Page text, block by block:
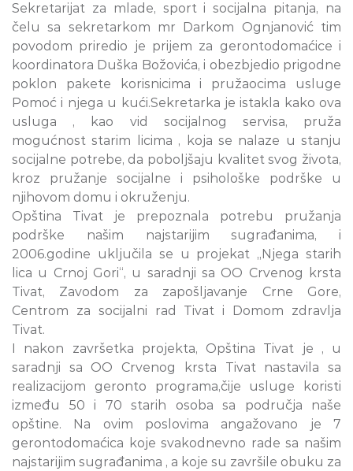
Sekretarijat za mlade, sport i socijalna pitanja, na
čelu sa sekretarkom mr Darkom Ognjanović tim
povodom priredio je prijem za gerontodomaćice i
koordinatora Duška Božovića, i obezbjedio prigodne
poklon pakete korisnicima i pružaocima usluge
Pomoć i njega u kući.Sekretarka je istakla kako ova
usluga , kao vid socijalnog servisa, pruža
mogućnost starim licima , koja se nalaze u stanju
socijalne potrebe, da poboljšaju kvalitet svog života,
kroz pružanje socijalne i psihološke podrške u
njihovom domu i okruženju.
Opština Tivat je prepoznala potrebu pružanja
podrške našim najstarijim sugrađanima, i
2006.godine uključila se u projekat „Njega starih
lica u Crnoj Gori“, u saradnji sa OO Crvenog krsta
Tivat, Zavodom za zapošljavanje Crne Gore,
Centrom za socijalni rad Tivat i Domom zdravlja
Tivat.
I nakon završetka projekta, Opština Tivat je , u
saradnji sa OO Crvenog krsta Tivat nastavila sa
realizacijom geronto programa,čije usluge koristi
između 50 i 70 starih osoba sa područja naše
opštine. Na ovim poslovima angažovano je 7
gerontodomaćica koje svakodnevno rade sa našim
najstarijim sugrađanima , a koje su završile obuku za